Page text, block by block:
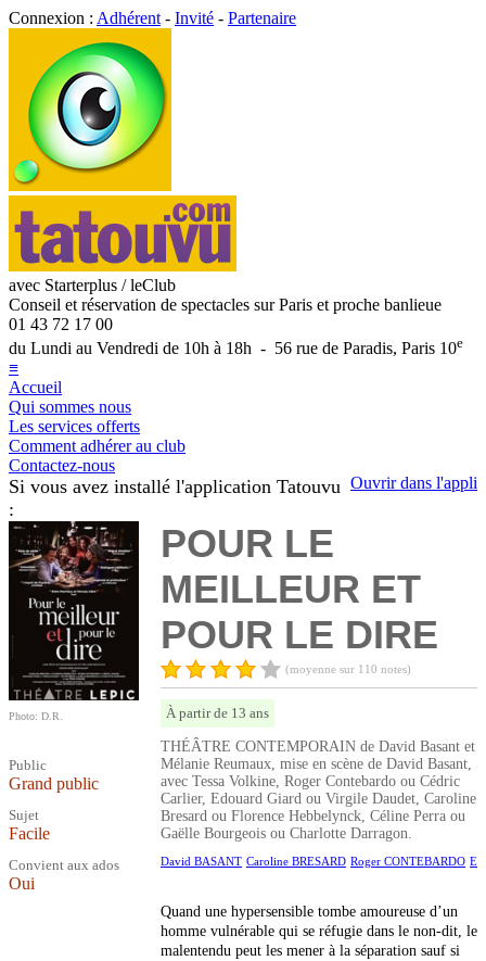
Connexion : Adhérent - Invité - Partenaire
avec Starterplus / leClub
Conseil et réservation de spectacles sur Paris et proche banlieue
01 43 72 17 00
du Lundi au Vendredi de 10h à 18h - 56 rue de Paradis, Paris 10e
≡
Accueil
Qui sommes nous
Les services offerts
Comment adhérer au club
Contactez-nous
Ouvrir dans l'appli
Si vous avez installé l'application Tatouvu
:
Photo: D.R.
Public
Grand public
Sujet
Facile
Convient aux ados
Oui
POUR LE
MEILLEUR ET
POUR LE DIRE
(moyenne sur 110 notes)
À partir de 13 ans
THÉÂTRE CONTEMPORAIN de David Basant et
Mélanie Reumaux, mise en scène de David Basant,
avec Tessa Volkine, Roger Contebardo ou Cédric
Carlier, Edouard Giard ou Virgile Daudet, Caroline
Bresard ou Florence Hebbelynck, Céline Perra ou
Gaëlle Bourgeois ou Charlotte Darragon.
David BASANT Caroline BRESARD Roger CONTEBARDO
Quand une hypersensible tombe amoureuse d’un
homme vulnérable qui se réfugie dans le non-dit, le
malentendu peut les mener à la séparation sauf si